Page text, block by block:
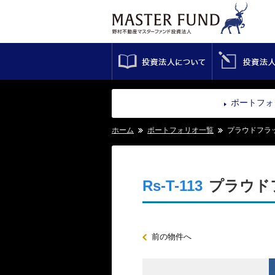
ポートフ
ホーム ポートフォリオ一覧 プラウドフラ
Rs-T-113 プラウド
前の物件へ